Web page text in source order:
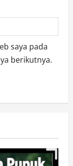
saya pada
berikutnya.